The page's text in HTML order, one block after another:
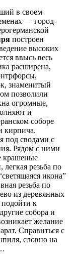
в своем
— город-
построен
высоких
ввысь весь
расширена,
знаменитый
позволили
огромные,
и
соборе
кирпича.
под сводами с
Рядом с ними
крашеные
резьба по
икона”
резьба по
из деревянных
к
собора и
желание
Справиться с
словно на